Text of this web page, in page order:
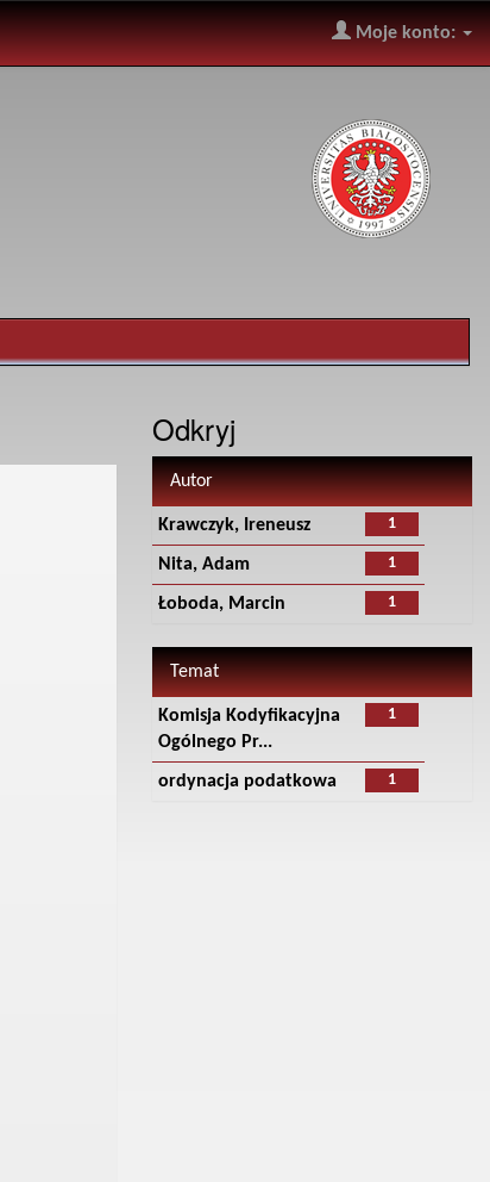
Moje konto:
Odkryj
Autor
1
Krawczyk, Ireneusz
1
Nita, Adam
1
Łoboda, Marcin
Temat
1
Komisja Kodyfikacyjna
Ogólnego Pr...
1
ordynacja podatkowa